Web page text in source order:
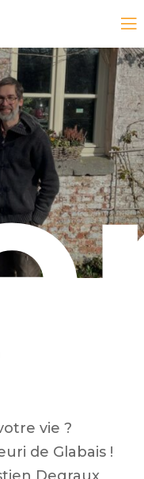
vie ?
de Glabais !